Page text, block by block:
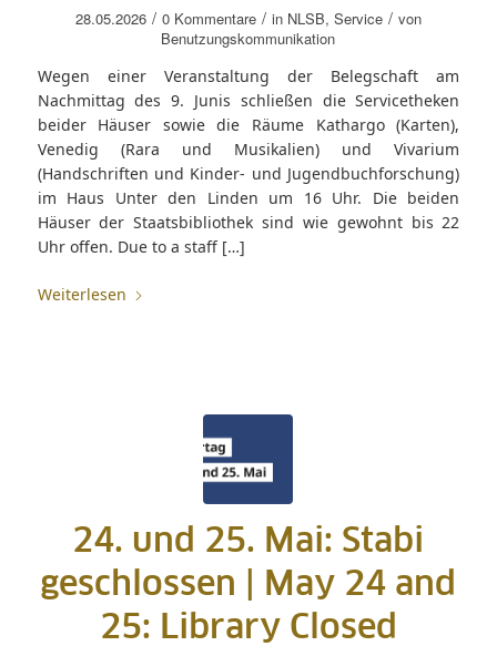
28.05.2026 / 0 Kommentare / in NLSB, Service / von
Benutzungskommunikation
Wegen einer Veranstaltung der Belegschaft am
Nachmittag des 9. Junis schließen die Servicetheken
beider Häuser sowie die Räume Kathargo (Karten),
Venedig (Rara und Musikalien) und Vivarium
(Handschriften und Kinder- und Jugendbuchforschung)
im Haus Unter den Linden um 16 Uhr. Die beiden
Häuser der Staatsbibliothek sind wie gewohnt bis 22
Uhr offen. Due to a staff […]
Weiterlesen
24. und 25. Mai: Stabi
geschlossen |
May 24 and
25: Library Closed